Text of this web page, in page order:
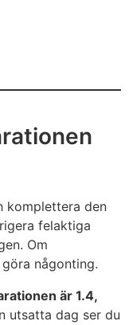
komplettera den
felaktiga
Om
någonting.
är 1.4,
utsatta dag ser du